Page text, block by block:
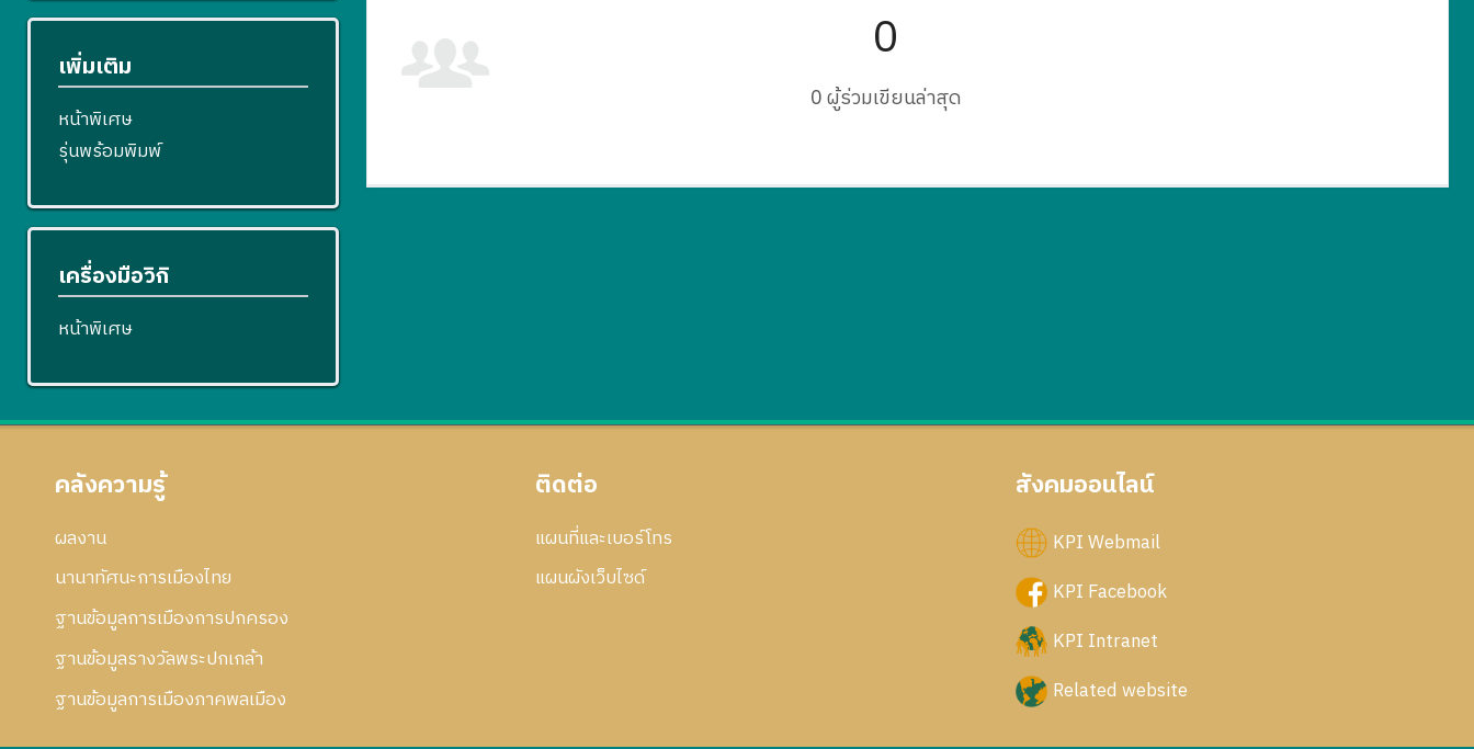
0
0 ผู้ร่วมเขียนล่าสุด
เพิ่มเติม
หน้าพิเศษ
รุ่นพร้อมพิมพ์
เครื่องมือวิกิ
หน้าพิเศษ
คลังความรู้
ผลงาน
นานาทัศนะการเมืองไทย
ฐานข้อมูลการเมืองการปกครอง
ฐานข้อมูลรางวัลพระปกเกล้า
ฐานข้อมูลการเมืองภาคพลเมือง
ติดต่อ
แผนที่และเบอร์โทร
แผนผังเว็บไซด์
สังคมออนไลน์
KPI Webmail
KPI Facebook
KPI Intranet
Related website